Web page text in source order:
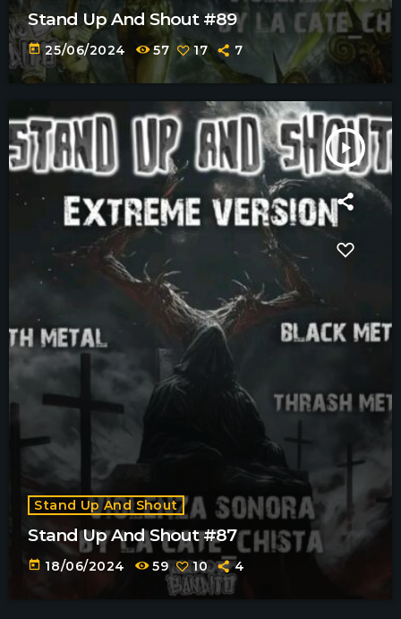
Stand Up And Shout #89
today 25/06/2024 57 17 7
play_arrow
Stand Up And Shout
Stand Up And Shout #87
today 18/06/2024 59 10 4